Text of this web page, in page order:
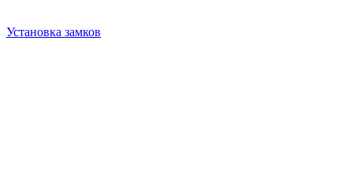
Установка замков